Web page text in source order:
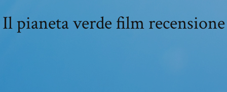
Il pianeta verde film recensione